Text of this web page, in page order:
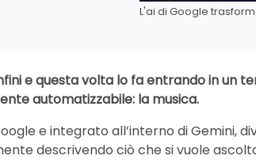
L'ai di Google
e questa volta lo fa entrando in un
automatizzabile: la musica.
e integrato all’interno di Gemini,
descrivendo ciò che si vuole